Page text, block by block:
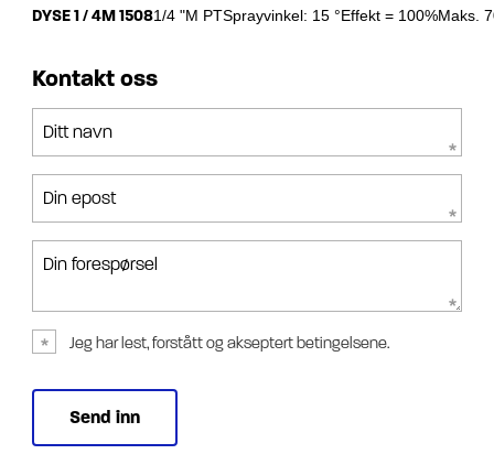
DYSE 1 / 4M 15081/4 "M PTSprayvinkel: 15 °Effekt = 100%Maks.
Kontakt oss
Ditt navn
Din epost
Din forespørsel
Jeg har lest, forstått og akseptert betingelsene.